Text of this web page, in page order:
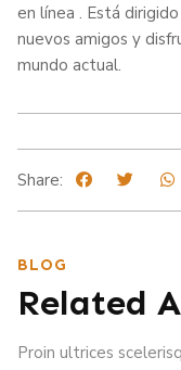
en línea . Está
nuevos amigos y
mundo actual.
Share:
BLOG
Related
Proin ultrices